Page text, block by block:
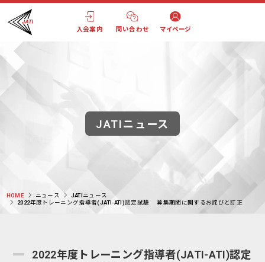
入会案内 問い合わせ マイページ
JATIニュース
HOME ニュース
JATIニュース
2022年度トレーニング指導者(JATI-ATI)認定試験 募集期間に関するお詫びと訂正
2022年度トレーニング指導者(JATI-ATI)認定